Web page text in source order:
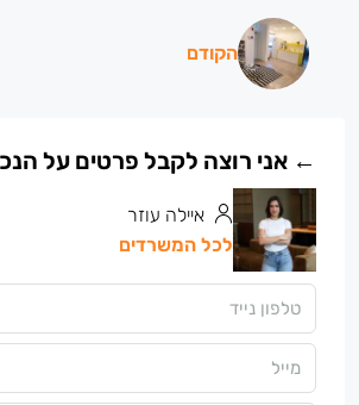
הקודם
איילה עוזר
לכל המשרדים